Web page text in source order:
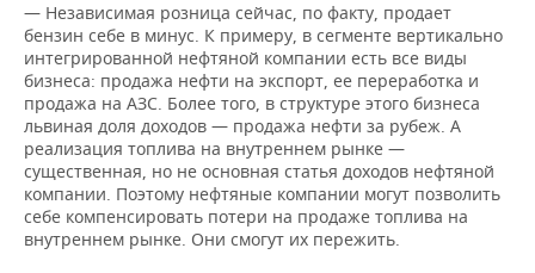
— Независимая розница сейчас, по факту, продает
бензин себе в минус. К примеру, в сегменте вертикально
интегрированной нефтяной компании есть все виды
бизнеса: продажа нефти на экспорт, ее переработка и
продажа на АЗС. Более того, в структуре этого бизнеса
львиная доля доходов — продажа нефти за рубеж. А
реализация топлива на внутреннем рынке —
существенная, но не основная статья доходов нефтяной
компании. Поэтому нефтяные компании могут позволить
себе компенсировать потери на продаже топлива на
внутреннем рынке. Они смогут их пережить.